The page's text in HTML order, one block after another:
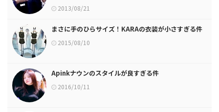
2013/08/21
まさに手のひらサイズ！KARAの衣装が小さすぎる件
2015/08/10
Apinkナウンのスタイルが良すぎる件
2016/10/11